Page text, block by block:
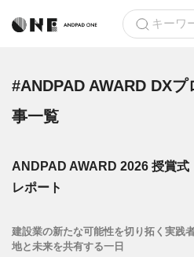
#ANDPAD AWARD DXプ
事一覧
ANDPAD AWARD 2026 授賞
レポート
建設業の新たな可能性を切り拓く実践
地と未来を共有する一日